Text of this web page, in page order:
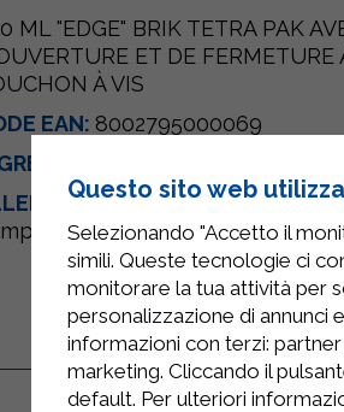
ML "EDGE" BRIK TETRA PAK
ET DE FERMETURE
À VIS
EAN: 8002795000069
Lait et produits à
le lactose)
Questo sito web
Selezionando "Accetto il
simili. Queste tecnologie ci
monitorare la tua attività per
personalizzazione di annunci
informazioni con terzi:
marketing. Cliccando il
default. Per ulteriori